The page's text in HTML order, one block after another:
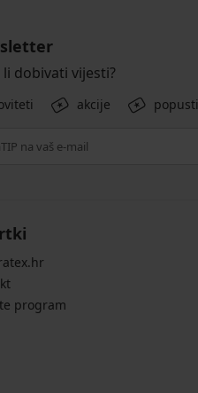
li dobivati vijesti?
akcije popusti
program